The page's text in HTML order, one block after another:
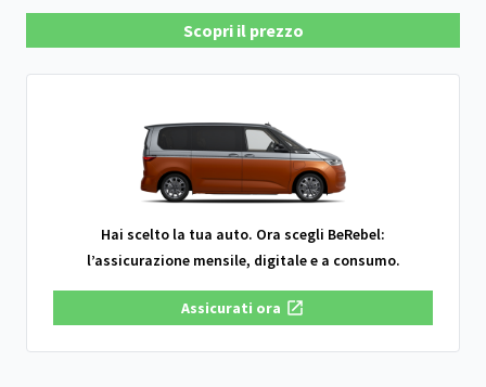
Scopri il prezzo
Hai scelto la tua auto. Ora scegli BeRebel:
l’assicurazione mensile, digitale e a consumo.
Assicurati ora